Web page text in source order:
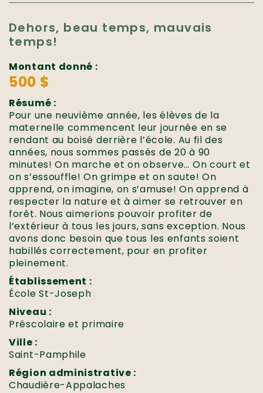
Dehors, beau temps, mauvais
temps!
Montant donné :
500 $
Résumé :
Pour une neuvième année, les élèves de la
maternelle commencent leur journée en se
rendant au boisé derrière l’école. Au fil des
années, nous sommes passés de 20 à 90
minutes! On marche et on observe… On court et
on s’essouffle! On grimpe et on saute! On
apprend, on imagine, on s’amuse! On apprend à
respecter la nature et à aimer se retrouver en
forêt. Nous aimerions pouvoir profiter de
l’extérieur à tous les jours, sans exception. Nous
avons donc besoin que tous les enfants soient
habillés correctement, pour en profiter
pleinement.
Établissement :
École St-Joseph
Niveau :
Préscolaire et primaire
Ville :
Saint-Pamphile
Région administrative :
Chaudière-Appalaches